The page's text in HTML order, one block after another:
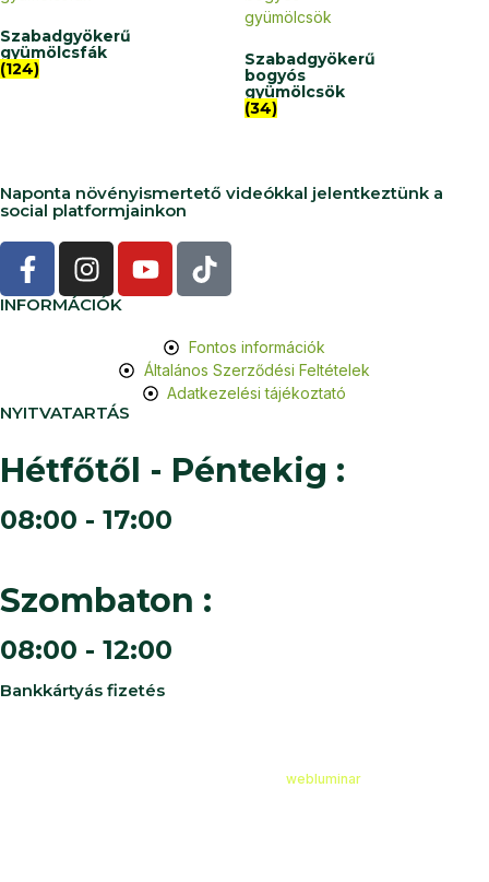
Szabadgyökerű
gyümölcsfák
(124)
Szabadgyökerű
bogyós
gyümölcsök
(34)
Naponta növényismertető videókkal jelentkeztünk a
social platformjainkon
INFORMÁCIÓK
Fontos információk
Általános Szerződési Feltételek
Adatkezelési tájékoztató
NYITVATARTÁS
Hétfőtől - Péntekig :
08:00 - 17:00
Szombaton :
08:00 - 12:00
Bankkártyás fizetés
webluminar